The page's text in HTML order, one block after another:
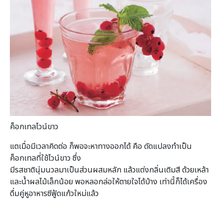
ค็อกเทลไวน์ขาว
แตเมื่อมีเวลาคิดต่อ ก็พอจะหาทางออกได้ คือ ดัดแปลงทำเป็น
ค็อกเทลที่ใช้ไวน์ขาว ซึ่ง
มีรสชาตินุ่มนวลมาเป็นส่วนผสมหลัก แล้วแต่งกลิ่นเติมสี ด้วยเหล้า
และน้ำผลไม้เล็กน้อย พอหลอกล่อให้ตายใจได้บ้าง เท่านี้ก็ได้เครื่อง
ดื่มคู่หูอาหารซีฟู้ดแก้วใหม่แล้ว